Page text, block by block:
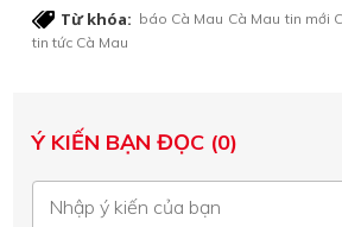
Từ khóa: báo Cà Mau Cà Mau tin mới
tin tức Cà Mau
Ý KIẾN BẠN ĐỌC (0)